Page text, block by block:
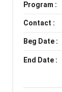
Program :
Contact :
Beg Date :
End Date :